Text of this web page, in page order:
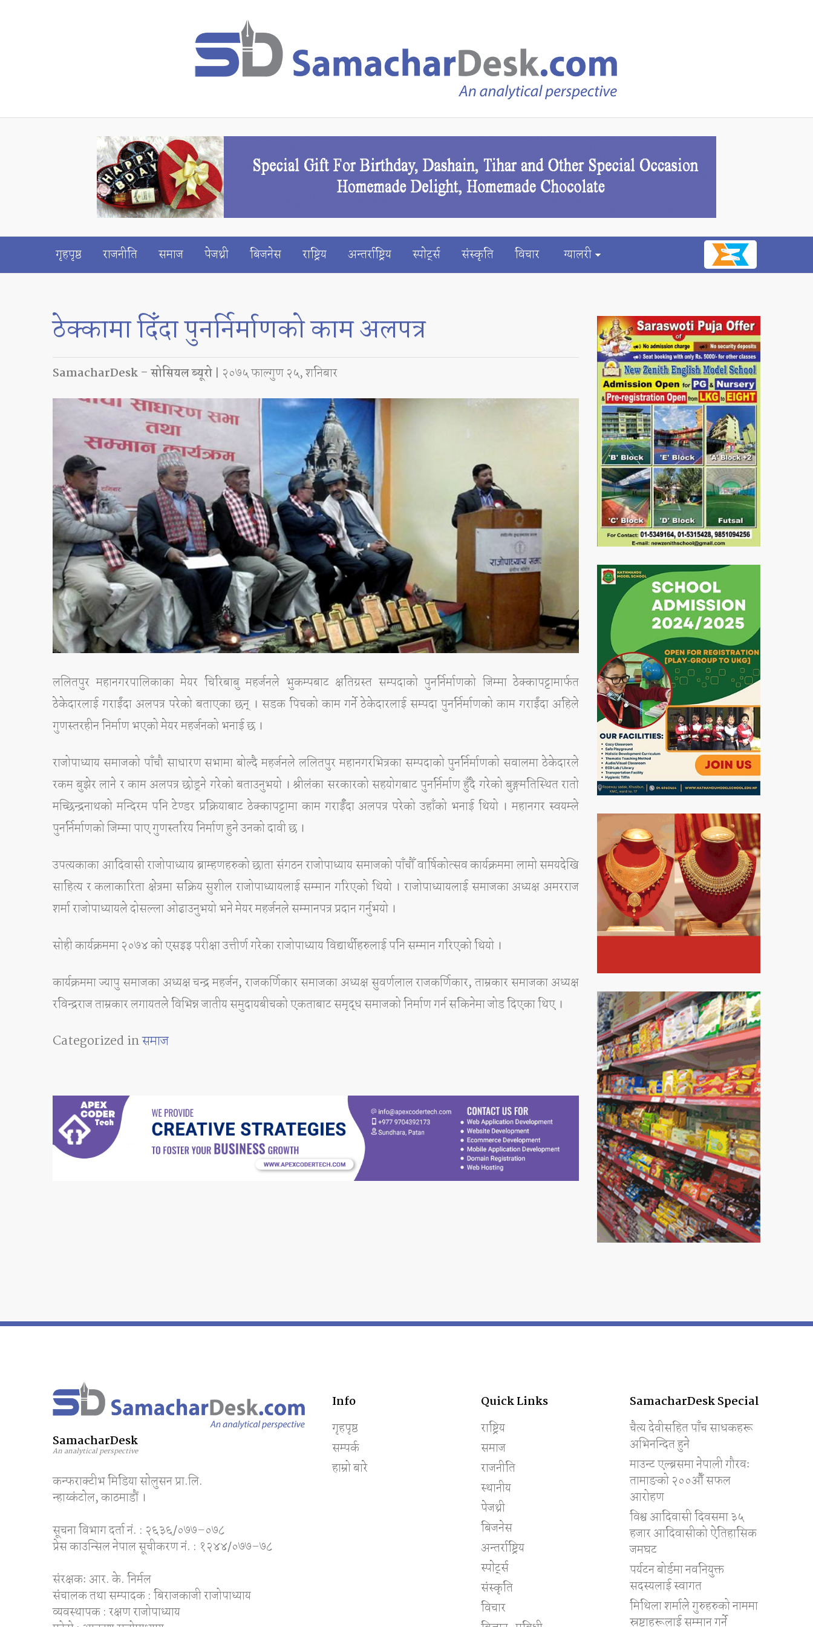
गृहपृष्ठ राजनीति समाज पेजथ्री बिजनेस राष्ट्रिय अन्तर्राष्ट्रिय स्पाेर्ट्स संस्कृति विचार ग्यालरी
ठेक्कामा दिँदा पुनर्निर्माणको काम अलपत्र
SamacharDesk – सोसियल ब्यूरो | २०७५ फाल्गुण २५, शनिबार
ललितपुर महानगरपालिकाका मेयर चिरिबाबु महर्जनले भुकम्पबाट क्षतिग्रस्त सम्पदाको पुनर्निर्माणको जिम्मा ठेक्कापट्टामार्फत
ठेकेदारलाई गराईंदा अलपत्र परेको बताएका छन् । सडक पिचको काम गर्ने ठेकेदारलाई सम्पदा पुनर्निर्माणको काम गराईंदा अहिले
गुणस्तरहीन निर्माण भएको मेयर महर्जनको भनाई छ ।
राजोपाध्याय समाजको पाँचौ साधारण सभामा बोल्दै महर्जनले ललितपुर महानगरभित्रका सम्पदाको पुनर्निर्माणको सवालमा ठेकेदारले
रकम बुझेर लाने र काम अलपत्र छोड्ने गरेको बताउनुभयो । श्रीलंका सरकारको सहयोगबाट पुनर्निर्माण हुँदै गरेको बुङ्गमतिस्थित रातो
मच्छिन्द्रनाथको मन्दिरम पनि टेण्डर प्रक्रियाबाट ठेक्कापट्टामा काम गराईँदा अलपत्र परेको उहाँको भनाई थियो । महानगर स्वयम्ले
पुनर्निर्माणको जिम्मा पाए गुणस्तरिय निर्माण हुने उनको दावी छ ।
उपत्यकाका आदिवासी राजोपाध्याय ब्राम्हणहरुको छाता संगठन राजोपाध्याय समाजको पाँचौँ वार्षिकोत्सव कार्यक्रममा लामो समयदेखि
साहित्य र कलाकारिता क्षेत्रमा सक्रिय सुशील राजोपाध्यायलाई सम्मान गरिएको थियो । राजोपाध्यायलाई समाजका अध्यक्ष अमरराज
शर्मा राजोपाध्यायले दोसल्ला ओढाउनुभयो भने मेयर महर्जनले सम्मानपत्र प्रदान गर्नुभयो ।
सोही कार्यक्रममा २०७४ को एसइइ परीक्षा उत्तीर्ण गरेका राजोपाध्याय विद्यार्थीहरुलाई पनि सम्मान गरिएको थियो ।
कार्यक्रममा ज्यापु समाजका अध्यक्ष चन्द्र महर्जन, राजकर्णिकार समाजका अध्यक्ष सुवर्णलाल राजकर्णिकार, ताम्रकार समाजका अध्यक्ष
रविन्द्रराज ताम्रकार लगायतले विभिन्न जातीय समुदायबीचको एकताबाट समृद्ध समाजको निर्माण गर्न सकिनेमा जोड दिएका थिए ।
Categorized inसमाज
SamacharDesk
An analytical perspective
कन्फराक्टीभ मिडिया साेलुसन प्रा.लि.
न्हाय्कंटाेल, काठमाडाैं ।
सूचना विभाग दर्ता नं. : २६३६/०७७–०७८
प्रेस काउन्सिल नेपाल सूचीकरण नं. : १२४४/०७७–७८
संरक्षकः आर. के. निर्मल
संचालक तथा सम्पादक : बिराजकाजी राजोपाध्याय
व्यवस्थापक : रक्षण राजोपाध्याय
Info
गृहपृष्ठ
सम्पर्क
हाम्रो बारे
Quick Links
राष्ट्रिय
समाज
राजनीति
स्थानीय
पेजथ्री
बिजनेस
अन्तर्राष्ट्रिय
स्पाेर्ट्स
संस्कृति
विचार
SamacharDesk Special
चैत्य देवीसहित पाँच साधकहरू
अभिनन्दित हुने
माउन्ट एल्ब्रसमा नेपाली गौरवः
तामाङको २००औँ सफल
आरोहण
विश्व आदिवासी दिवसमा ३५
हजार आदिवासीको ऐतिहासिक
जमघट
पर्यटन बोर्डमा नवनियुक्त
सदस्यलाई स्वागत
मिथिला शर्माले गुरुहरुको नाममा
स्रष्टाहरूलाई सम्मान गर्ने